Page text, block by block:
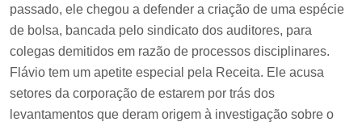
passado, ele chegou a defender a criação de uma espécie
de bolsa, bancada pelo sindicato dos auditores, para
colegas demitidos em razão de processos disciplinares.
Flávio tem um apetite especial pela Receita. Ele acusa
setores da corporação de estarem por trás dos
levantamentos que deram origem à investigação sobre o